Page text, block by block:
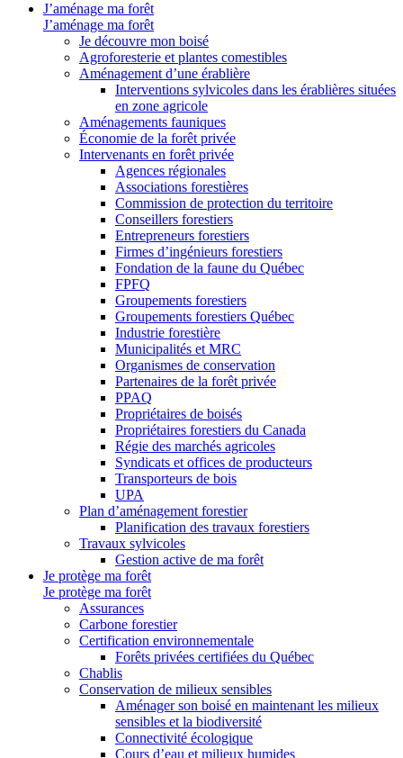
J’aménage ma forêt
J’aménage ma forêt
Je découvre mon boisé
Agroforesterie et plantes comestibles
Aménagement d’une érablière
Interventions sylvicoles dans les érablières situées
en zone agricole
Aménagements fauniques
Économie de la forêt privée
Intervenants en forêt privée
Agences régionales
Associations forestières
Commission de protection du territoire
Conseillers forestiers
Entrepreneurs forestiers
Firmes d’ingénieurs forestiers
Fondation de la faune du Québec
FPFQ
Groupements forestiers
Groupements forestiers Québec
Industrie forestière
Municipalités et MRC
Organismes de conservation
Partenaires de la forêt privée
PPAQ
Propriétaires de boisés
Propriétaires forestiers du Canada
Régie des marchés agricoles
Syndicats et offices de producteurs
Transporteurs de bois
UPA
Plan d’aménagement forestier
Planification des travaux forestiers
Travaux sylvicoles
Gestion active de ma forêt
Je protège ma forêt
Je protège ma forêt
Assurances
Carbone forestier
Certification environnementale
Forêts privées certifiées du Québec
Chablis
Conservation de milieux sensibles
Aménager son boisé en maintenant les milieux
sensibles et la biodiversité
Connectivité écologique
Cours d’eau et milieux humides